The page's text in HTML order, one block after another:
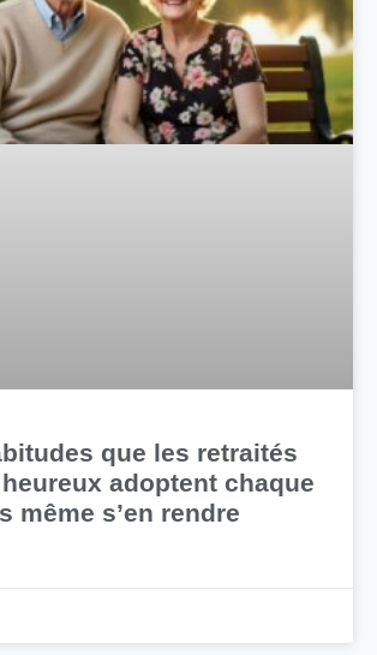
que les retraités
adoptent chaque
même s’en rendre